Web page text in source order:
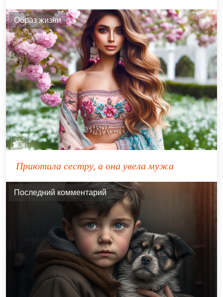
Образ жизни
Приютила сестру, а она увела мужа
Последний комментарий